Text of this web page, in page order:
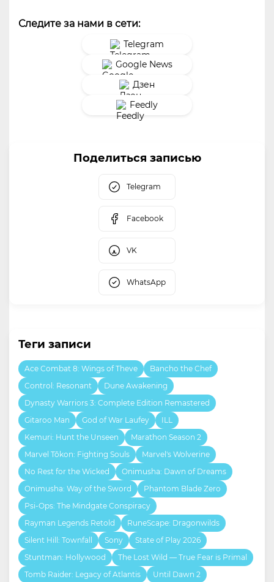
Следите за нами в сети:
Telegram
Google News
Дзен
Feedly
Поделиться записью
Telegram
Facebook
VK
WhatsApp
Теги записи
Ace Combat 8: Wings of Theve
Bancho the Chef
Control: Resonant
Dune Awakening
Dynasty Warriors 3: Complete Edition Remastered
Gitaroo Man
God of War Laufey
ILL
Kemuri: Hunt the Unseen
Marathon Season 2
Marvel Tōkon: Fighting Souls
Marvel's Wolverine
No Rest for the Wicked
Onimusha: Dawn of Dreams
Onimusha: Way of the Sword
Phantom Blade Zero
Psi-Ops: The Mindgate Conspiracy
Rayman Legends Retold
RuneScape: Dragonwilds
Silent Hill: Townfall
Sony
State of Play 2026
Stuntman: Hollywood
The Lost Wild — True Fear is Primal
Tomb Raider: Legacy of Atlantis
Until Dawn 2